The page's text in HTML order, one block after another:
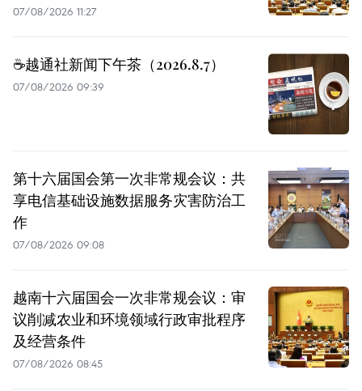
07/08/2026 11:27
☕️越通社新闻下午茶（2026.8.7）
07/08/2026 09:39
第十六届国会第一次非常规会议：共
享电信基础设施数据服务灾害防治工
作
07/08/2026 09:08
越南十六届国会一次非常规会议：审
议削减农业和环境领域行政审批程序
及经营条件
07/08/2026 08:45